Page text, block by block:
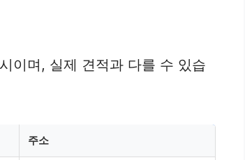
이며, 실제 견적과 다를 수 있습
주소